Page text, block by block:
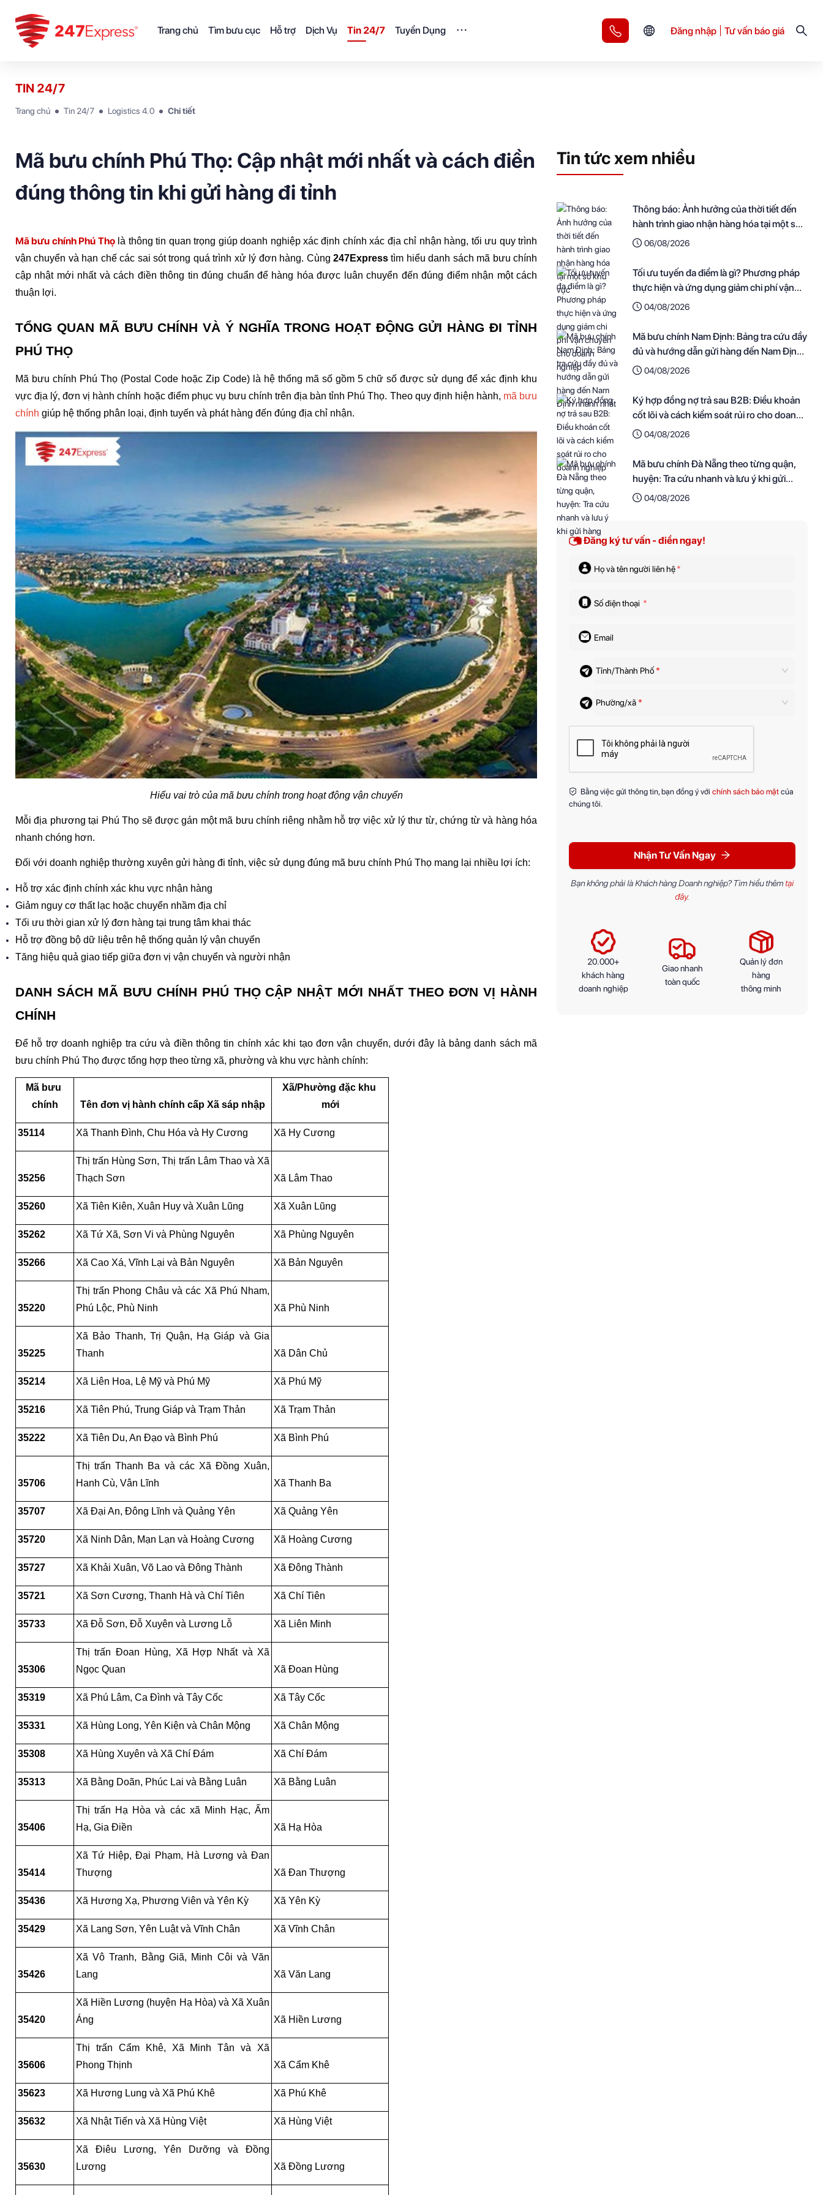
Trang chủ Tìm bưu cục Hỗ trợ Dịch Vụ Tin 24/7 Tuyển Dụng Đăng nhập Tư vấn báo giá
TIN 24/7
Trang chủ Tin 24/7 Logistics 4.0 Chi tiết
Mã bưu chính Phú Thọ: Cập nhật mới nhất và cách điền
đúng thông tin khi gửi hàng đi tỉnh
Mã bưu chính Phú Thọ là thông tin quan trọng giúp doanh nghiệp xác định chính xác địa chỉ nhận hàng, tối ưu quy trình
vận chuyển và hạn chế các sai sót trong quá trình xử lý đơn hàng. Cùng 247Express tìm hiểu danh sách mã bưu chính
cập nhật mới nhất và cách điền thông tin đúng chuẩn để hàng hóa được luân chuyển đến đúng điểm nhận một cách
thuận lợi.
TỔNG QUAN MÃ BƯU CHÍNH VÀ Ý NGHĨA TRONG HOẠT ĐỘNG GỬI HÀNG ĐI TỈNH
PHÚ THỌ
Mã bưu chính Phú Thọ (Postal Code hoặc Zip Code) là hệ thống mã số gồm 5 chữ số được sử dụng để xác định khu
vực địa lý, đơn vị hành chính hoặc điểm phục vụ bưu chính trên địa bàn tỉnh Phú Thọ. Theo quy định hiện hành, mã bưu
chính giúp hệ thống phân loại, định tuyến và phát hàng đến đúng địa chỉ nhận.
Hiểu vai trò của mã bưu chính trong hoạt động vận chuyển
Mỗi địa phương tại Phú Thọ sẽ được gán một mã bưu chính riêng nhằm hỗ trợ việc xử lý thư từ, chứng từ và hàng hóa
nhanh chóng hơn.
Đối với doanh nghiệp thường xuyên gửi hàng đi tỉnh, việc sử dụng đúng mã bưu chính Phú Thọ mang lại nhiều lợi ích:
Hỗ trợ xác định chính xác khu vực nhận hàng
Giảm nguy cơ thất lạc hoặc chuyển nhầm địa chỉ
Tối ưu thời gian xử lý đơn hàng tại trung tâm khai thác
Hỗ trợ đồng bộ dữ liệu trên hệ thống quản lý vận chuyển
Tăng hiệu quả giao tiếp giữa đơn vị vận chuyển và người nhận
DANH SÁCH MÃ BƯU CHÍNH PHÚ THỌ CẬP NHẬT MỚI NHẤT THEO ĐƠN VỊ HÀNH
CHÍNH
Để hỗ trợ doanh nghiệp tra cứu và điền thông tin chính xác khi tạo đơn vận chuyển, dưới đây là bảng danh sách mã
bưu chính Phú Thọ được tổng hợp theo từng xã, phường và khu vực hành chính:
Mã bưu
chính
Tên đơn vị hành chính cấp Xã sáp nhập
Xã/Phường đặc khu
mới
35114 Xã Thanh Đình, Chu Hóa và Hy Cương Xã Hy Cương
35256
Thị trấn Hùng Sơn, Thị trấn Lâm Thao và Xã
Thạch Sơn
Xã Lâm Thao
35260 Xã Tiên Kiên, Xuân Huy và Xuân Lũng Xã Xuân Lũng
35262 Xã Tứ Xã, Sơn Vi và Phùng Nguyên Xã Phùng Nguyên
35266 Xã Cao Xá, Vĩnh Lại và Bản Nguyên Xã Bản Nguyên
35220
Thị trấn Phong Châu và các Xã Phú Nham,
Phú Lộc, Phù Ninh
Xã Phù Ninh
35225
Xã Bảo Thanh, Trị Quận, Hạ Giáp và Gia
Thanh
Xã Dân Chủ
35214 Xã Liên Hoa, Lệ Mỹ và Phú Mỹ Xã Phú Mỹ
35216 Xã Tiên Phú, Trung Giáp và Trạm Thản Xã Trạm Thản
35222 Xã Tiên Du, An Đạo và Bình Phú Xã Bình Phú
35706
Thị trấn Thanh Ba và các Xã Đồng Xuân,
Hanh Cù, Vân Lĩnh
Xã Thanh Ba
35707 Xã Đại An, Đông Lĩnh và Quảng Yên Xã Quảng Yên
35720 Xã Ninh Dân, Mạn Lạn và Hoàng Cương Xã Hoàng Cương
35727 Xã Khải Xuân, Võ Lao và Đông Thành Xã Đông Thành
35721 Xã Sơn Cương, Thanh Hà và Chí Tiên Xã Chí Tiên
35733 Xã Đỗ Sơn, Đỗ Xuyên và Lương Lỗ Xã Liên Minh
35306
Thị trấn Đoan Hùng, Xã Hợp Nhất và Xã
Ngọc Quan
Xã Đoan Hùng
35319 Xã Phú Lâm, Ca Đình và Tây Cốc Xã Tây Cốc
35331 Xã Hùng Long, Yên Kiện và Chân Mộng Xã Chân Mộng
35308 Xã Hùng Xuyên và Xã Chí Đám Xã Chí Đám
35313 Xã Bằng Doãn, Phúc Lai và Bằng Luân Xã Bằng Luân
35406
Thị trấn Hạ Hòa và các xã Minh Hạc, Ấm
Hạ, Gia Điền
Xã Hạ Hòa
35414
Xã Tứ Hiệp, Đại Phạm, Hà Lương và Đan
Thượng
Xã Đan Thượng
35436 Xã Hương Xạ, Phương Viên và Yên Kỳ Xã Yên Kỳ
35429 Xã Lang Sơn, Yên Luật và Vĩnh Chân Xã Vĩnh Chân
35426
Xã Vô Tranh, Bằng Giã, Minh Côi và Văn
Lang
Xã Văn Lang
35420
Xã Hiền Lương (huyện Hạ Hòa) và Xã Xuân
Áng
Xã Hiền Lương
35606
Thị trấn Cẩm Khê, Xã Minh Tân và Xã
Phong Thịnh
Xã Cẩm Khê
35623 Xã Hương Lung và Xã Phú Khê Xã Phú Khê
35632 Xã Nhật Tiến và Xã Hùng Việt Xã Hùng Việt
35630
Xã Điêu Lương, Yên Dưỡng và Đồng
Lương
Xã Đồng Lương
Tin tức xem nhiều
Thông báo: Ảnh hưởng của thời tiết đến
hành trình giao nhận hàng hóa tại một số
khu vực
06/08/2026
Tối ưu tuyến đa điểm là gì? Phương pháp
thực hiện và ứng dụng giảm chi phí vận
chuyển cho doanh nghiệp
04/08/2026
Mã bưu chính Nam Định: Bảng tra cứu đầy
đủ và hướng dẫn gửi hàng đến Nam Định
nhanh nhất
04/08/2026
Ký hợp đồng nợ trả sau B2B: Điều khoản
cốt lõi và cách kiểm soát rủi ro cho doanh
nghiệp
04/08/2026
Mã bưu chính Đà Nẵng theo từng quận,
huyện: Tra cứu nhanh và lưu ý khi gửi
hàng04/08/2026
Đăng ký tư vấn - điền ngay!
Họ và tên người liên hệ*
Số điện thoại *
Email
Tỉnh/Thành Phố *
Phường/xã *
Bằng việc gửi thông tin, bạn đồng ý với chính sách bảo mật của
chúng tôi.
Nhận Tư Vấn Ngay
Bạn không phải là Khách hàng Doanh nghiệp? Tìm hiểu thêm tại
đây.
20.000+
khách hàng
doanh nghiệp
Giao nhanh
toàn quốc
Quản lý đơn
hàng
thông minh